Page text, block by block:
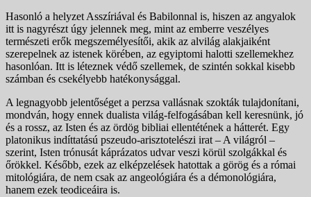
Hasonló a helyzet Asszíriával és Babilonnal is, hiszen az angyalok
itt is nagyrészt úgy jelennek meg, mint az emberre veszélyes
természeti erők megszemélyesítői, akik az alvilág alakjaiként
szerepelnek az istenek körében, az egyiptomi halotti szellemekhez
hasonlóan. Itt is léteznek védő szellemek, de szintén sokkal kisebb
számban és csekélyebb hatékonysággal.
A legnagyobb jelentőséget a perzsa vallásnak szokták tulajdonítani,
mondván, hogy ennek dualista világ-felfogásában kell keresnünk, jó
és a rossz, az Isten és az ördög bibliai ellentétének a hátterét. Egy
platonikus indíttatású pszeudo-arisztotelészi irat – A világról –
szerint, Isten trónusát káprázatos udvar veszi körül szolgákkal és
őrökkel. Később, ezek az elképzelések hatottak a görög és a római
mitológiára, de nem csak az angeológiára és a démonológiára,
hanem ezek teodiceáira is.